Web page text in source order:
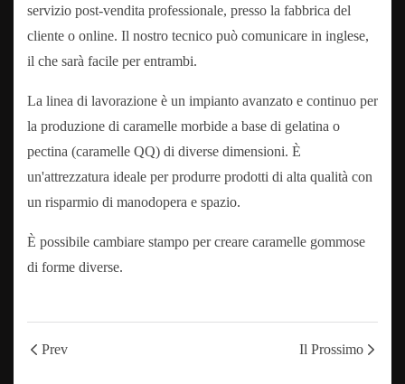
servizio post-vendita professionale, presso la fabbrica del
cliente o online. Il nostro tecnico può comunicare in inglese,
il che sarà facile per entrambi.
La linea di lavorazione è un impianto avanzato e continuo per
la produzione di caramelle morbide a base di gelatina o
pectina (caramelle QQ) di diverse dimensioni. È
un'attrezzatura ideale per produrre prodotti di alta qualità con
un risparmio di manodopera e spazio.
È possibile cambiare stampo per creare caramelle gommose
di forme diverse.
Prev Il Prossimo